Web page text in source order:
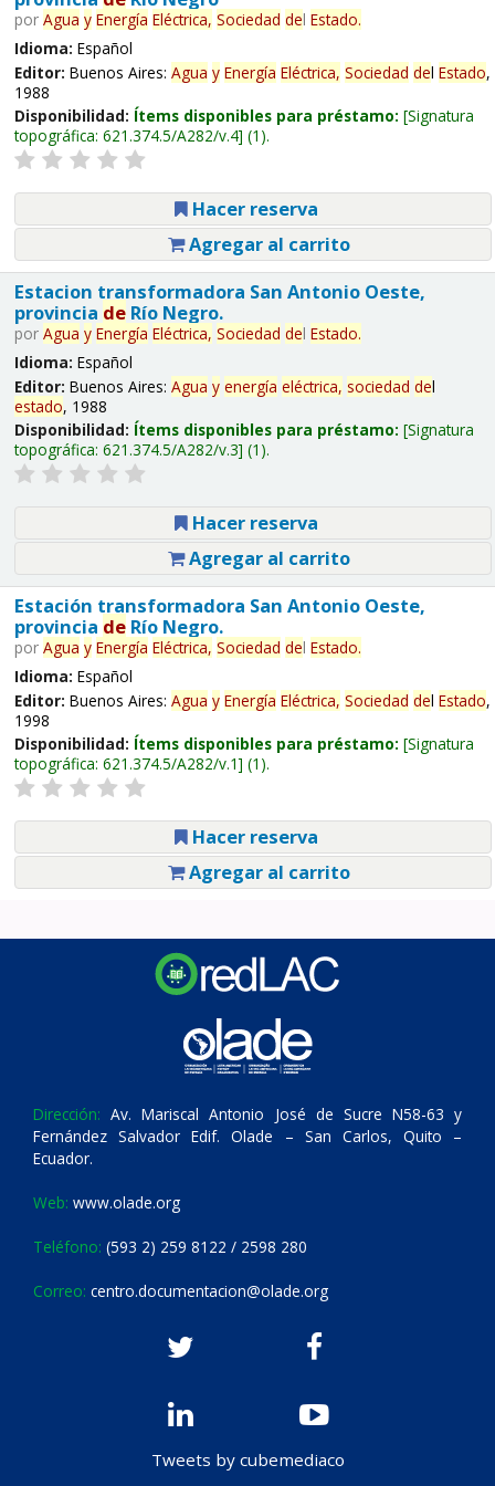
por Agua y Energía Eléctrica, Sociedad del Estado.
Idioma: Español
Editor: Buenos Aires: Agua y Energía Eléctrica, Sociedad del Estado,
1988
Disponibilidad: Ítems disponibles para préstamo: Signatura
topográfica: 621.374.5/A282/v.4 (1).
Hacer reserva
Agregar al carrito
Estacion transformadora San Antonio Oeste,
provincia deRío Negro.
por Agua y Energía Eléctrica, Sociedad del Estado.
Idioma: Español
Editor: Buenos Aires: Agua y energía eléctrica, sociedad del
estado, 1988
Disponibilidad: Ítems disponibles para préstamo: Signatura
topográfica: 621.374.5/A282/v.3 (1).
Hacer reserva
Agregar al carrito
Estación transformadora San Antonio Oeste,
provincia deRío Negro.
por Agua y Energía Eléctrica, Sociedad del Estado.
Idioma: Español
Editor: Buenos Aires: Agua y Energía Eléctrica, Sociedad del Estado,
1998
Disponibilidad: Ítems disponibles para préstamo: Signatura
topográfica: 621.374.5/A282/v.1 (1).
Hacer reserva
Agregar al carrito
Dirección: Av. Mariscal Antonio José de Sucre N58-63 y
Fernández Salvador Edif. Olade – San Carlos, Quito –
Ecuador.
Web: www.olade.org
Teléfono: (593 2) 259 8122 / 2598 280
Correo: centro.documentacion@olade.org
Tweets by cubemediaco